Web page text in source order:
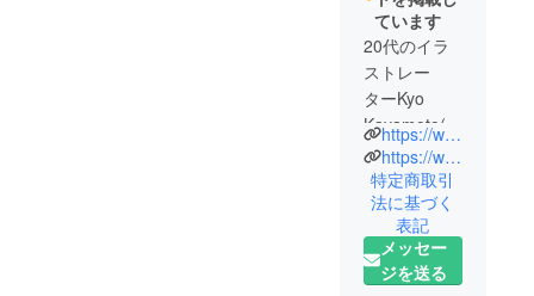
ています
20代のイラ
ストレー
ターKyo
Kayamoto(カ
ヤモト
キョウ)で
す！水彩を
中心に動物
や人間、風
景画を描い
https://www.kyokayamoto.com/
https://www.instagram.com/kyokayamoto/
特定商取引
法に基づく
表記
メッセー
ジを送る